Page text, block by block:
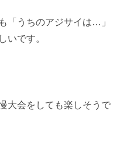
「うちのアジサイは…」
いです。
大会をしても楽しそうで